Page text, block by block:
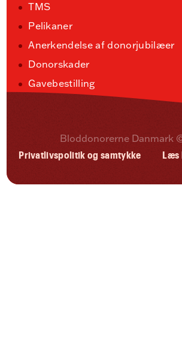
TMS
Pelikaner
Anerkendelse af donorjubilæer
Donorskader
Gavebestilling
Bloddonorerne Danmark
Privatlivspolitik og samtykke Læs